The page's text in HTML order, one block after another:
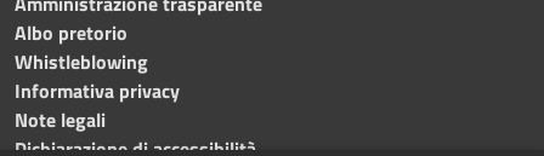
Albo pretorio
Whistleblowing
Informativa privacy
Note legali
Dichiarazione di accessibilità